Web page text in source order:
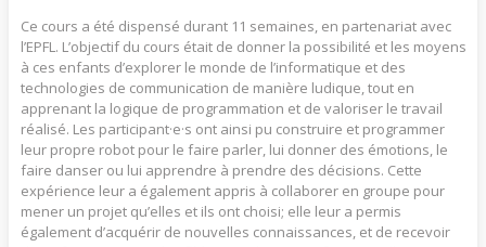
Ce cours a été dispensé durant 11 semaines, en partenariat avec
l’EPFL. L’objectif du cours était de donner la possibilité et les moyens
à ces enfants d’explorer le monde de l’informatique et des
technologies de communication de manière ludique, tout en
apprenant la logique de programmation et de valoriser le travail
réalisé. Les participant·e·s ont ainsi pu construire et programmer
leur propre robot pour le faire parler, lui donner des émotions, le
faire danser ou lui apprendre à prendre des décisions. Cette
expérience leur a également appris à collaborer en groupe pour
mener un projet qu’elles et ils ont choisi; elle leur a permis
également d’acquérir de nouvelles connaissances, et de recevoir